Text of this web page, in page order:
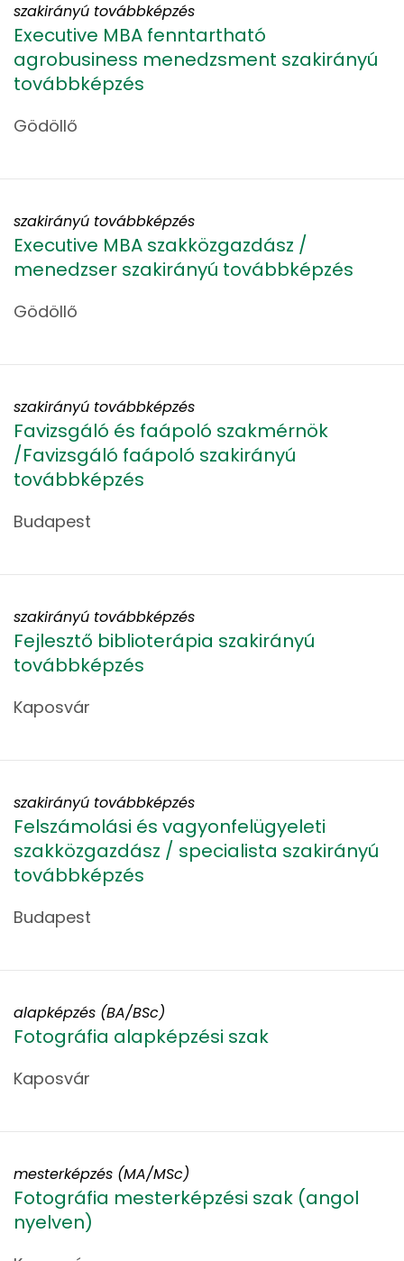
Executive MBA fenntartható
agrobusiness menedzsment szakirányú
továbbképzés
Gödöllő
szakirányú továbbképzés
Executive MBA szakközgazdász /
menedzser szakirányú továbbképzés
Gödöllő
szakirányú továbbképzés
Favizsgáló és faápoló szakmérnök
/Favizsgáló faápoló szakirányú
továbbképzés
Budapest
szakirányú továbbképzés
Fejlesztő biblioterápia szakirányú
továbbképzés
Kaposvár
szakirányú továbbképzés
Felszámolási és vagyonfelügyeleti
szakközgazdász / specialista szakirányú
továbbképzés
Budapest
szakirányú továbbképzés
Fotográfia alapképzési szak
Kaposvár
alapképzés (BA/BSc)
Fotográfia mesterképzési szak (angol
nyelven)
mesterképzés (MA/MSc)